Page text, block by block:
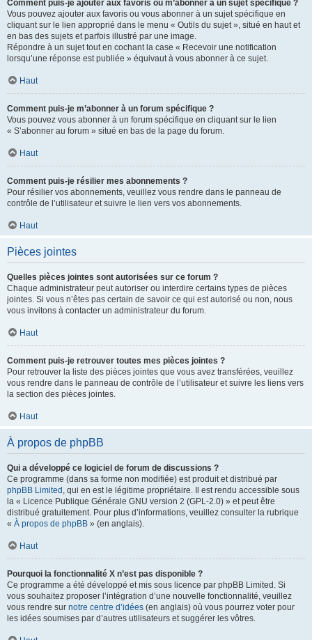
Comment puis-je ajouter aux favoris ou m’abonner à un sujet spécifique ?
Vous pouvez ajouter aux favoris ou vous abonner à un sujet spécifique en
cliquant sur le lien approprié dans le menu « Outils du sujet », situé en haut et
en bas des sujets et parfois illustré par une image.
Répondre à un sujet tout en cochant la case « Recevoir une notification
lorsqu’une réponse est publiée » équivaut à vous abonner à ce sujet.
Haut
Comment puis-je m’abonner à un forum spécifique ?
Vous pouvez vous abonner à un forum spécifique en cliquant sur le lien
« S’abonner au forum » situé en bas de la page du forum.
Haut
Comment puis-je résilier mes abonnements ?
Pour résilier vos abonnements, veuillez vous rendre dans le panneau de
contrôle de l’utilisateur et suivre le lien vers vos abonnements.
Haut
Pièces jointes
Quelles pièces jointes sont autorisées sur ce forum ?
Chaque administrateur peut autoriser ou interdire certains types de pièces
jointes. Si vous n’êtes pas certain de savoir ce qui est autorisé ou non, nous
vous invitons à contacter un administrateur du forum.
Haut
Comment puis-je retrouver toutes mes pièces jointes ?
Pour retrouver la liste des pièces jointes que vous avez transférées, veuillez
vous rendre dans le panneau de contrôle de l’utilisateur et suivre les liens vers
la section des pièces jointes.
Haut
À propos de phpBB
Qui a développé ce logiciel de forum de discussions ?
Ce programme (dans sa forme non modifiée) est produit et distribué par
phpBB Limited , qui en est le légitime propriétaire. Il est rendu accessible sous
la « Licence Publique Générale GNU version 2 (GPL-2.0) » et peut être
distribué gratuitement. Pour plus d’informations, veuillez consulter la rubrique
« À propos de phpBB » (en anglais).
Haut
Pourquoi la fonctionnalité X n’est pas disponible ?
Ce programme a été développé et mis sous licence par phpBB Limited. Si
vous souhaitez proposer l’intégration d’une nouvelle fonctionnalité, veuillez
vous rendre sur notre centre d’idées (en anglais) où vous pourrez voter pour
les idées soumises par d’autres utilisateurs et suggérer les vôtres.